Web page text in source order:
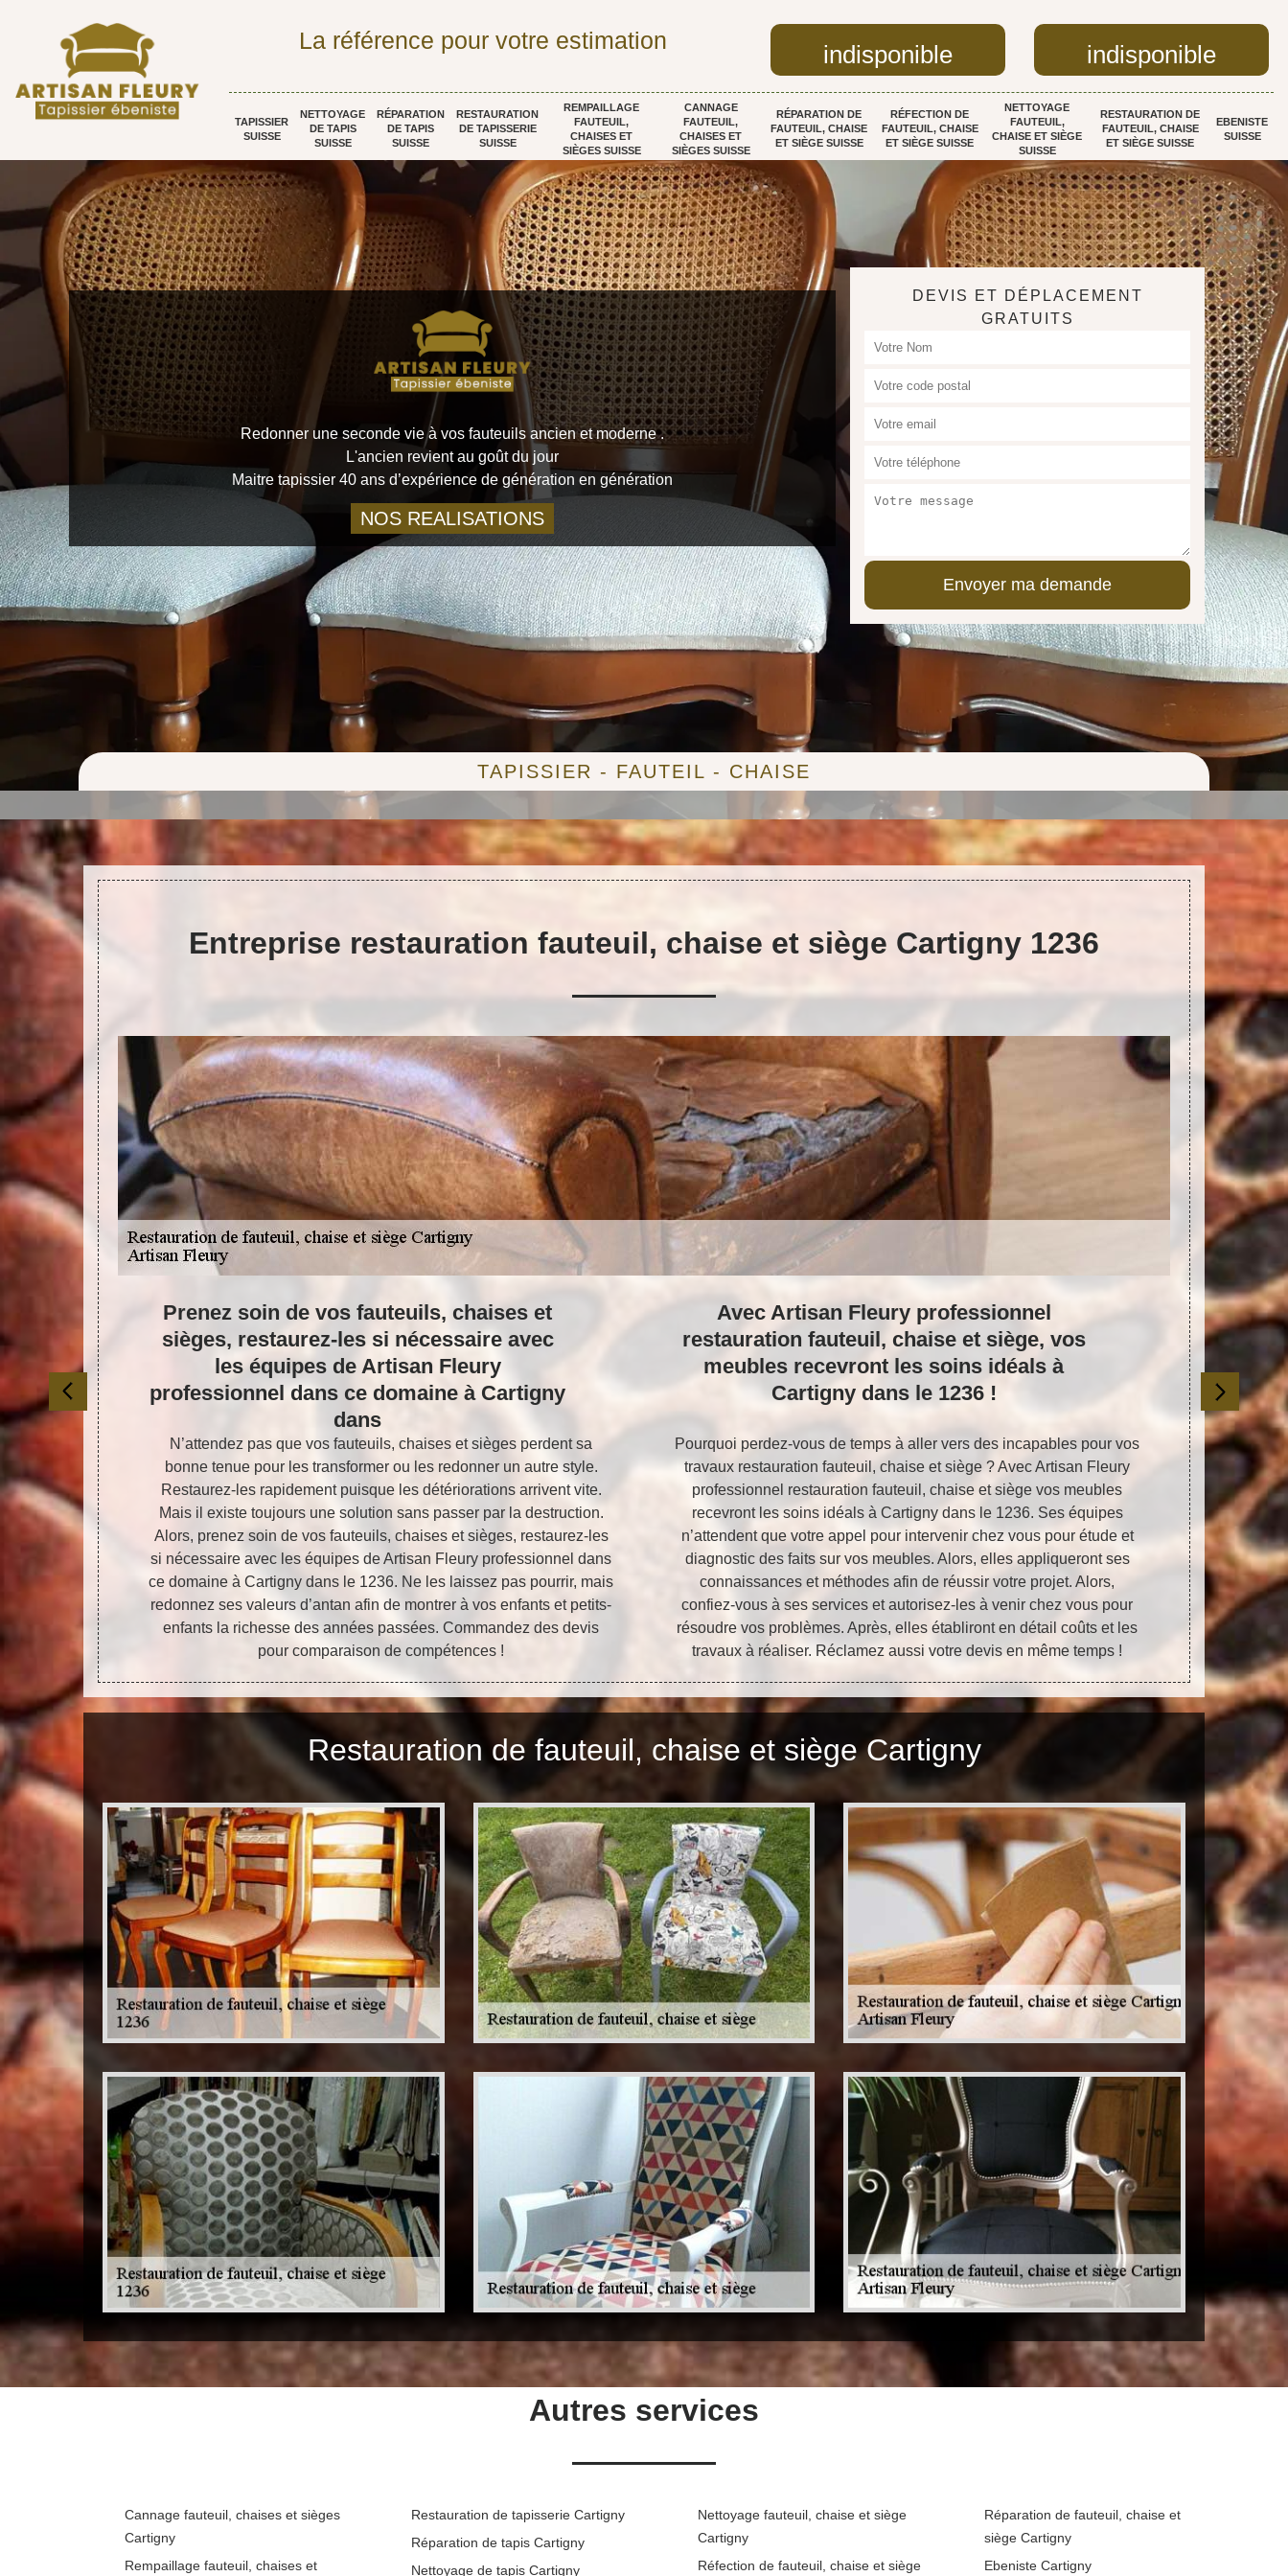
La référence pour votre estimation
indisponible indisponible
TAPISSIER
SUISSE
NETTOYAGE
DE TAPIS
SUISSE
RÉPARATION
DE TAPIS
SUISSE
RESTAURATION
DE TAPISSERIE
SUISSE
REMPAILLAGE
FAUTEUIL,
CHAISES ET
SIÈGES SUISSE
CANNAGE
FAUTEUIL,
CHAISES ET
SIÈGES SUISSE
RÉPARATION DE
FAUTEUIL, CHAISE
ET SIÈGE SUISSE
RÉFECTION DE
FAUTEUIL, CHAISE
ET SIÈGE SUISSE
NETTOYAGE
FAUTEUIL,
CHAISE ET SIÈGE
SUISSE
RESTAURATION DE
FAUTEUIL, CHAISE
ET SIÈGE SUISSE
EBENISTE
SUISSE
Redonner une seconde vie à vos fauteuils ancien et moderne .
L'ancien revient au goût du jour
Maitre tapissier 40 ans d’expérience de génération en génération
NOS REALISATIONS
DEVIS ET DÉPLACEMENT
GRATUITS
TAPISSIER - FAUTEIL - CHAISE
Entreprise restauration fauteuil, chaise et siège Cartigny 1236
de
et sièges
Confiez-les
et siège
vos biens.
Prenez soin de vos fauteuils, chaises et
sièges, restaurez-les si nécessaire avec
les équipes de Artisan Fleury
professionnel dans ce domaine à Cartigny
dans
N’attendez pas que vos fauteuils, chaises et sièges perdent sa
bonne tenue pour les transformer ou les redonner un autre style.
Restaurez-les rapidement puisque les détériorations arrivent vite.
Mais il existe toujours une solution sans passer par la destruction.
Alors, prenez soin de vos fauteuils, chaises et sièges, restaurez-les
si nécessaire avec les équipes de Artisan Fleury professionnel dans
ce domaine à Cartigny dans le 1236. Ne les laissez pas pourrir, mais
redonnez ses valeurs d’antan afin de montrer à vos enfants et petits-
enfants la richesse des années passées. Commandez des devis
pour comparaison de compétences !
Avec Artisan Fleury professionnel
restauration fauteuil, chaise et siège, vos
meubles recevront les soins idéals à
Cartigny dans le 1236 !
Pourquoi perdez-vous de temps à aller vers des incapables pour vos
travaux restauration fauteuil, chaise et siège ? Avec Artisan Fleury
professionnel restauration fauteuil, chaise et siège vos meubles
recevront les soins idéals à Cartigny dans le 1236. Ses équipes
n’attendent que votre appel pour intervenir chez vous pour étude et
diagnostic des faits sur vos meubles. Alors, elles appliqueront ses
connaissances et méthodes afin de réussir votre projet. Alors,
confiez-vous à ses services et autorisez-les à venir chez vous pour
résoudre vos problèmes. Après, elles établiront en détail coûts et les
travaux à réaliser. Réclamez aussi votre devis en même temps !
Confiez
Vos
vous ne
accomplir
à Artisan
à
nouveaux
au lieu de
Restauration de fauteuil, chaise et siège Cartigny
Autres services
Cannage fauteuil, chaises et sièges
Cartigny
Rempaillage fauteuil, chaises et
Restauration de tapisserie Cartigny
Réparation de tapis Cartigny
Nettoyage de tapis Cartigny
Nettoyage fauteuil, chaise et siège
Cartigny
Réfection de fauteuil, chaise et siège
Réparation de fauteuil, chaise et
siège Cartigny
Ebeniste Cartigny